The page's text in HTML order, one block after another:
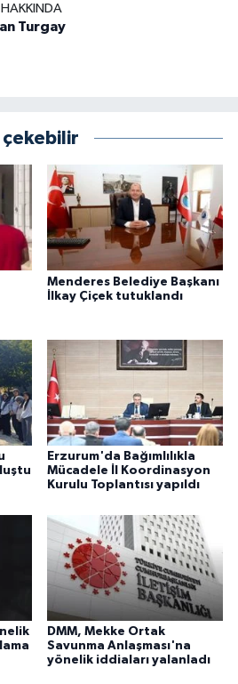
Turgay
çekebilir
Menderes Belediye Başkanı
İlkay Çiçek tutuklandı
Erzurum'da Bağımlılıkla
Mücadele İl Koordinasyon
Kurulu Toplantısı yapıldı
DMM, Mekke Ortak
Savunma Anlaşması'na
yönelik iddiaları yalanladı